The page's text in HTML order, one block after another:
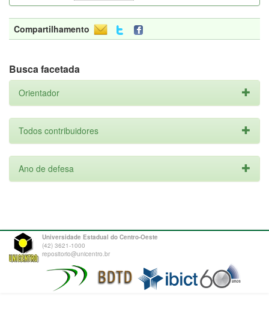
Compartilhamento
Busca facetada
Orientador
Todos contribuidores
Ano de defesa
Universidade Estadual do Centro-Oeste
(42) 3621-1000
repositorio@unicentro.br